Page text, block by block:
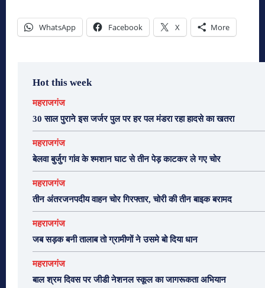
WhatsApp Facebook X More
Hot this week
महराजगंज
30 साल पुराने इस जर्जर पुल पर हर पल मंडरा रहा हादसे का खतरा
महराजगंज
बेलवा बुर्जुग गांव के श्मशान घाट से तीन पेड़ काटकर ले गए चोर
महराजगंज
तीन अंतरजनपदीय वाहन चोर गिरफ्तार, चोरी की तीन बाइक बरामद
महराजगंज
जब सड़क बनी तालाब तो ग्रामीणों ने उसमे बो दिया धान
महराजगंज
बाल श्रम दिवस पर जीडी नेशनल स्कूल का जागरूकता अभियान